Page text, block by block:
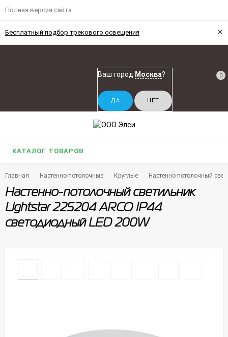
Полная версия сайта
Бесплатный подбор трекового освещения ×
Ваш город Москва? 0
КАТАЛОГ ТОВАРОВ
Главная Настенно-потолочные Круглые Настенно-потолочный
Настенно-потолочный светильник
Lightstar 225204 ARCO IP44
светодиодный LED 200W